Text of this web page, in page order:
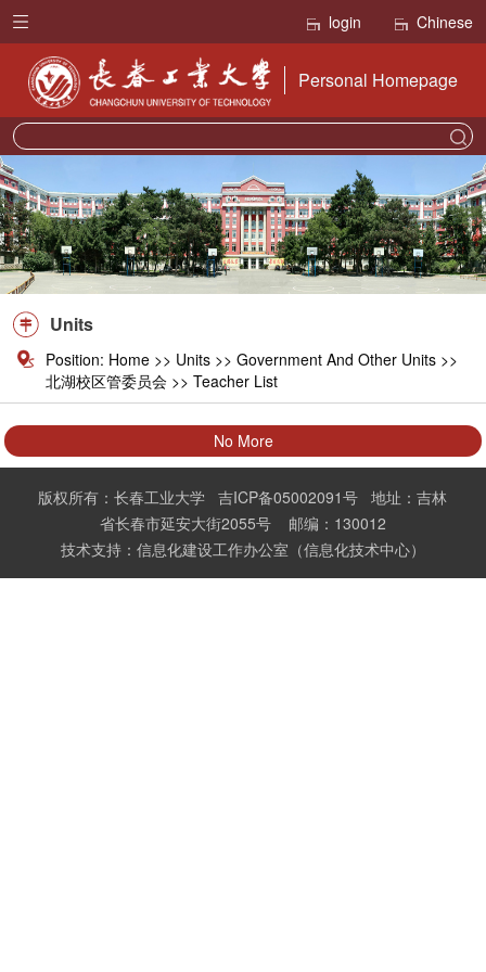
login Chinese
Personal Homepage
Units
Position: Home >> Units >> Government And Other Units >>
北湖校区管委员会 >> Teacher List
No More
版权所有：长春工业大学 吉ICP备05002091号 地址：吉林
省长春市延安大街2055号 邮编：130012
技术支持：信息化建设工作办公室（信息化技术中心）